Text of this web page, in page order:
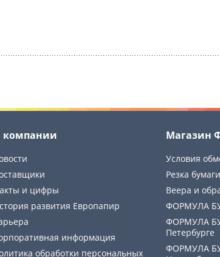
компании
и цифры
развития Европапир
информация
обработки персональных
Магазин
Условия
Резка
Веера и
ФОРМУЛА
ФОРМУЛА
Петербурге
ФОРМУЛА